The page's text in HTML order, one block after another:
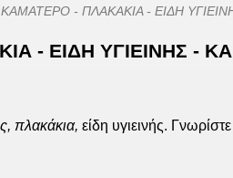
ΚΑΜΑΤΕΡΟ - ΠΛΑΚΑΚΙΑ - ΕΙΔΗ
- ΕΙΔΗ ΥΓΙΕΙΝΗΣ -
πλακάκια, είδη υγιεινής. Γνωρίστε